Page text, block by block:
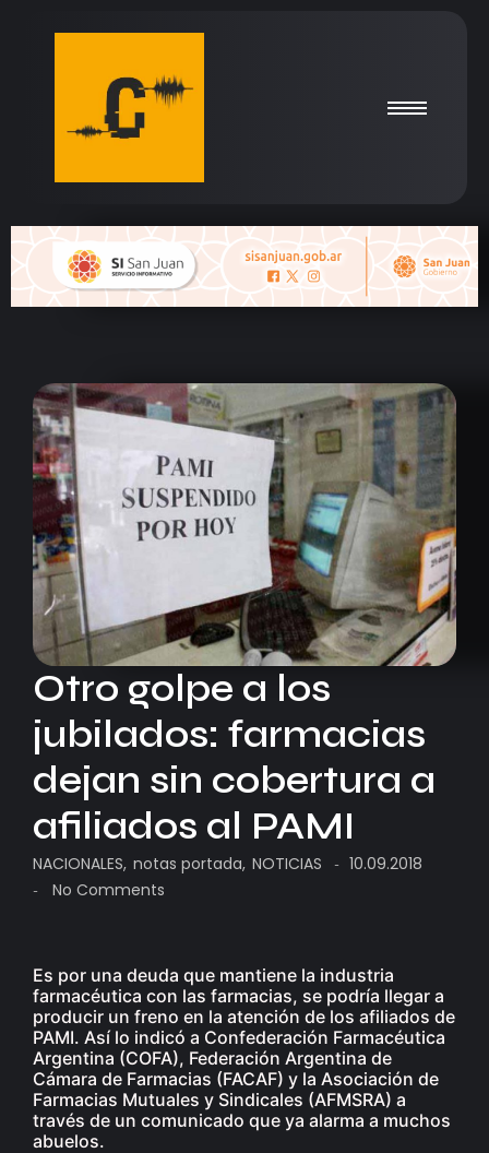
Otro golpe a los
jubilados: farmacias
dejan sin cobertura a
afiliados al PAMI
NACIONALES, notas portada, NOTICIAS - 10.09.2018
- No Comments
Es por una deuda que mantiene la industria
farmacéutica con las farmacias, se podría llegar a
producir un freno en la atención de los afiliados de
PAMI. Así lo indicó a Confederación Farmacéutica
Argentina (COFA), Federación Argentina de
Cámara de Farmacias (FACAF) y la Asociación de
Farmacias Mutuales y Sindicales (AFMSRA) a
través de un comunicado que ya alarma a muchos
abuelos.